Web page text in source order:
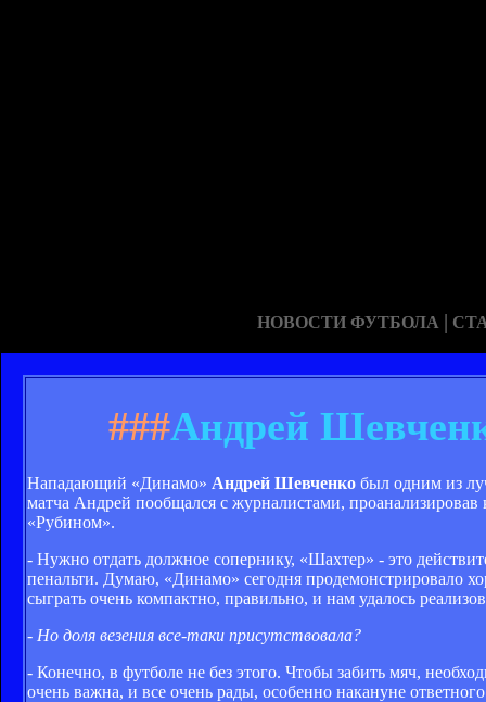
НОВОСТИ ФУТБОЛА |
###Андрей
Нападающий «Динамо» Андрей Шевченко был одним из
матча Андрей пообщался с журналистами,
«Рубином».
- Нужно отдать должное сопернику, «Шахтер» - это
пенальти. Думаю, «Динамо» сегодня продемонстрировало
сыграть очень компактно, правильно, и нам удалось
- Но доля везения все-таки присутствовала?
- Конечно, в футболе не без этого. Чтобы забить мяч,
очень важна, и все очень рады, особенно накануне